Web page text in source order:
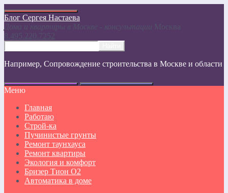
Блог Сергея Настаева
Дома и квартиры в Москве - консультации Москвa
8.495.220.7252
Например, Сопровождение строительства в Москве и области
Меню
Главная
Работаю
Строй-ка
Пучинистые грунты
Ремонт таунхауса
Ремонт квартиры
Экология и комфорт
Бризер Тион О2
Автоматика в доме